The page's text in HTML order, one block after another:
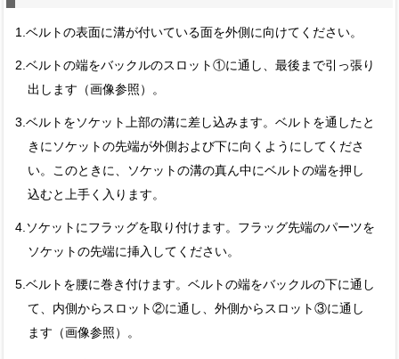
1.ベルトの表面に溝が付いている面を外側に向けてください。
2.ベルトの端をバックルのスロット①に通し、最後まで引っ張り
出します（画像参照）。
3.ベルトをソケット上部の溝に差し込みます。ベルトを通したと
きにソケットの先端が外側および下に向くようにしてくださ
い。このときに、ソケットの溝の真ん中にベルトの端を押し
込むと上手く入ります。
4.ソケットにフラッグを取り付けます。フラッグ先端のパーツを
ソケットの先端に挿入してください。
5.ベルトを腰に巻き付けます。ベルトの端をバックルの下に通し
て、内側からスロット②に通し、外側からスロット③に通し
ます（画像参照）。